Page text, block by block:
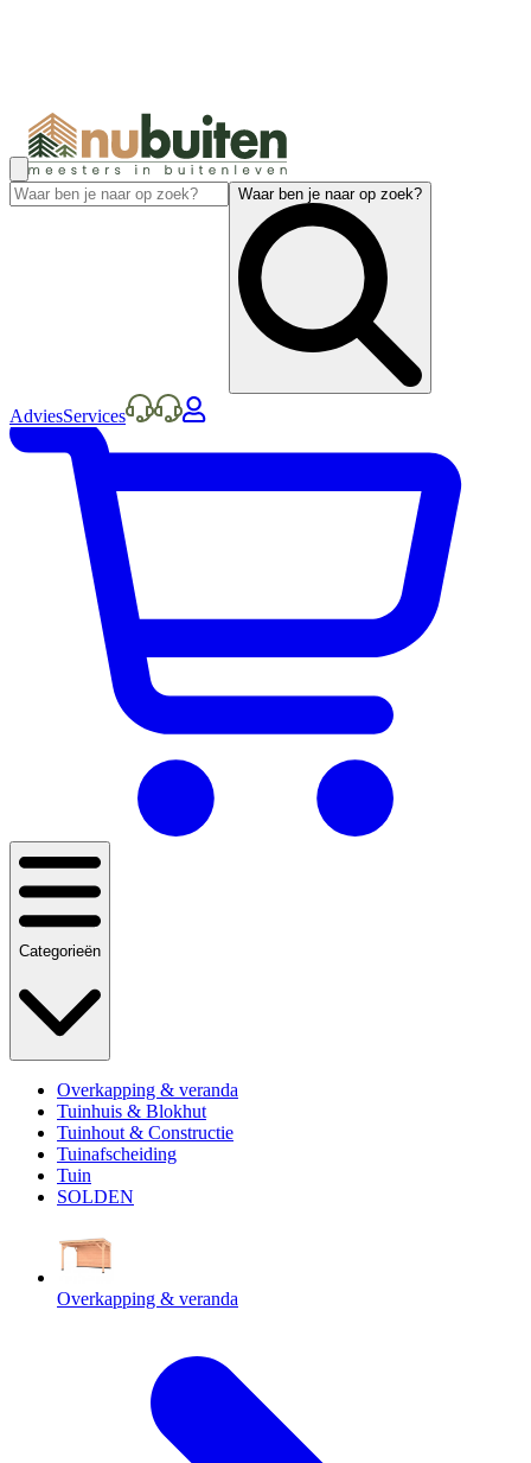
Waar ben je naar op zoek?
AdviesServices
Categorieën
Overkapping & veranda
Tuinhuis & Blokhut
Tuinhout & Constructie
Tuinafscheiding
Tuin
SOLDEN
Overkapping & veranda